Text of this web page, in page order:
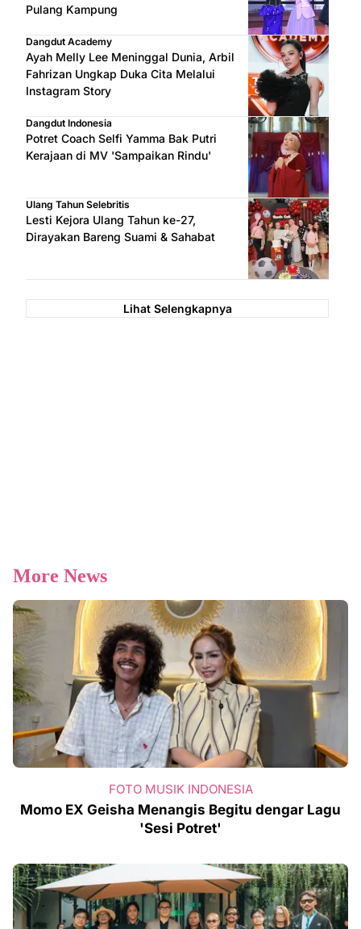
Pulang Kampung
Dangdut Academy
Ayah Melly Lee Meninggal Dunia, Arbil
Fahrizan Ungkap Duka Cita Melalui
Instagram Story
Dangdut Indonesia
Potret Coach Selfi Yamma Bak Putri
Kerajaan di MV 'Sampaikan Rindu'
Ulang Tahun Selebritis
Lesti Kejora Ulang Tahun ke-27,
Dirayakan Bareng Suami & Sahabat
Lihat Selengkapnya
More News
FOTO MUSIK INDONESIA
Momo EX Geisha Menangis Begitu dengar Lagu
'Sesi Potret'